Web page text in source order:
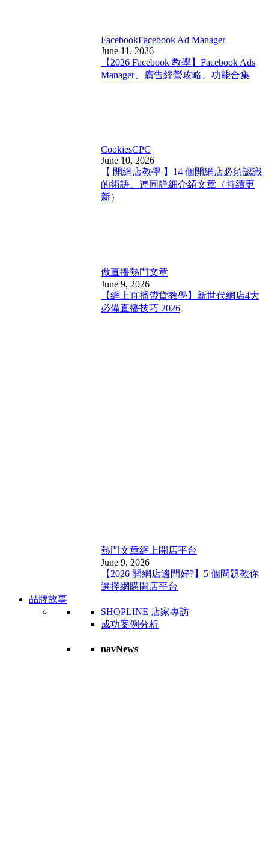
FacebookFacebook Ad Manager
June 11, 2026
【2026 Facebook 教學】Facebook Ads
Manager、廣告經營攻略、功能合集
CookiesCPC
June 10, 2026
【 開網店教學 】14 個開網店必須認識
的術語、連同詳細介紹文章（持續更
新）
做直播熱門文章
June 9, 2026
【網上直播帶貨教學】新世代網店4大
必備直播技巧 2026
熱門文章網上開店平台
June 9, 2026
【2026 開網店邊間好?】5 個問題教你
選擇網購開店平台
品牌故事
SHOPLINE 店家專訪
成功案例分析
navNews